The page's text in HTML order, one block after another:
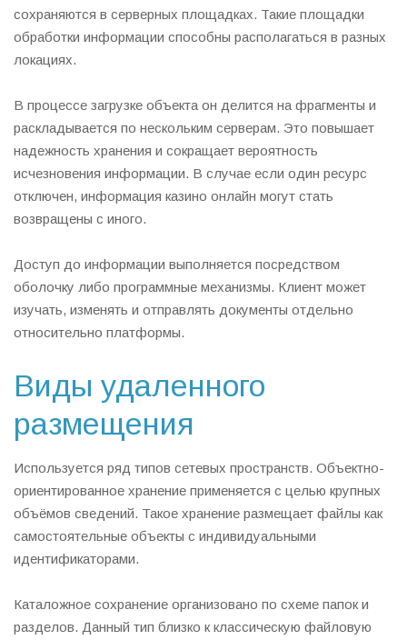
сохраняются в серверных площадках. Такие площадки
обработки информации способны располагаться в разных
локациях.
В процессе загрузке объекта он делится на фрагменты и
раскладывается по нескольким серверам. Это повышает
надежность хранения и сокращает вероятность
исчезновения информации. В случае если один ресурс
отключен, информация казино онлайн могут стать
возвращены с иного.
Доступ до информации выполняется посредством
оболочку либо программные механизмы. Клиент может
изучать, изменять и отправлять документы отдельно
относительно платформы.
Виды удаленного
размещения
Используется ряд типов сетевых пространств. Объектно-
ориентированное хранение применяется с целью крупных
объёмов сведений. Такое хранение размещает файлы как
самостоятельные объекты с индивидуальными
идентификаторами.
Каталожное сохранение организовано по схеме папок и
разделов. Данный тип близко к классическую файловую